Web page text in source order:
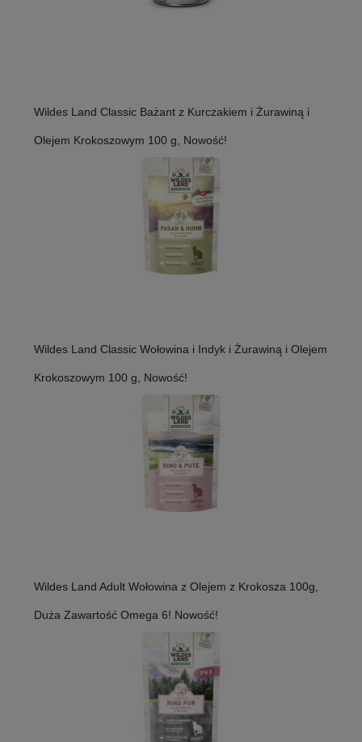
Wildes Land Classic Bażant z Kurczakiem i Żurawiną i
Olejem Krokoszowym 100 g, Nowość!
Wildes Land Classic Wołowina i Indyk i Żurawiną i Olejem
Krokoszowym 100 g, Nowość!
Wildes Land Adult Wołowina z Olejem z Krokosza 100g,
Duża Zawartość Omega 6! Nowość!